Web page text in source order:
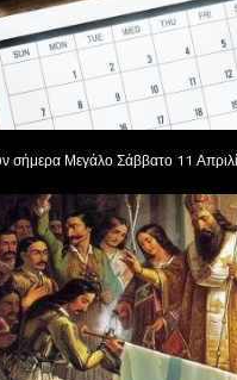
σήμερα Μεγάλο Σάββατο 11